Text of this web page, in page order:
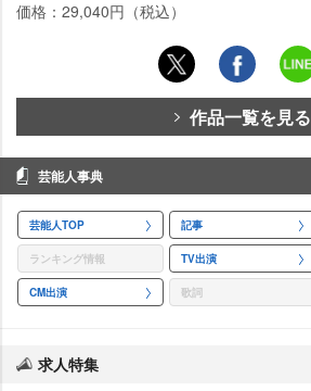
価格：29,040円（税込）
作品一覧を見る
芸能人事典
芸能人TOP 記事
ランキング情報 TV出演
CM出演 歌詞
求人特集